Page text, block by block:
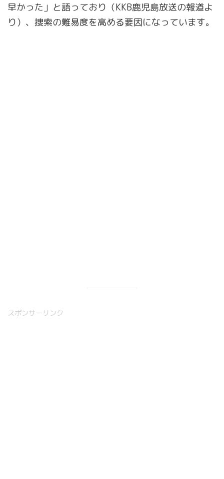
早かった」と語っており（KKB鹿児島放送の報道よ
り）、捜索の難易度を高める要因になっています。
スポンサーリンク